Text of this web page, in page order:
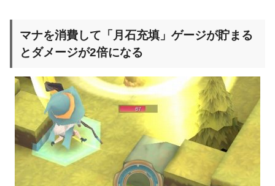
マナを消費して「月石充填」ゲージが貯まる
とダメージが2倍になる